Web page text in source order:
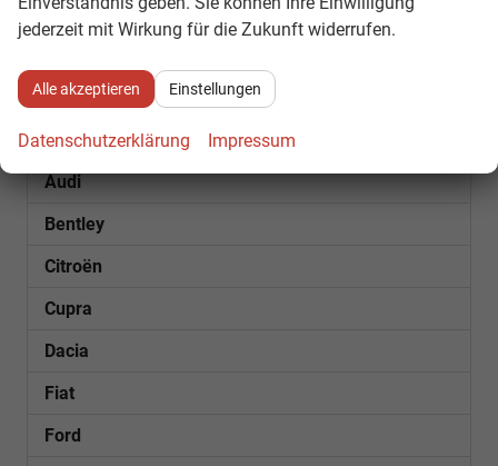
Fahrzeugnr.
SOFORT VERFÜGBAR
Audi
Bentley
Citroën
Cupra
Dacia
Fiat
Ford
jederzeit mit Wirkung für die Zukunft widerrufen.
Alle akzeptieren Einstellungen
Datenschutzerklärung Impressum